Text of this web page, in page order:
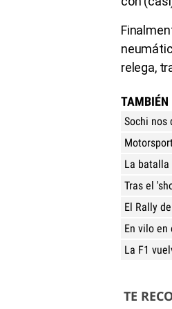
relega,
TAMBIÉN
Sochi nos
La batalla
Tras el
El Rally
En vilo en
La F1
TE